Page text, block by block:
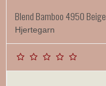
Blend Bamboo 4950 Beige
Hjertegarn